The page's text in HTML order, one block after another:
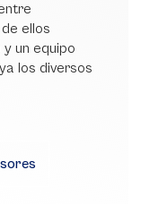
ellos
un equipo
los diversos